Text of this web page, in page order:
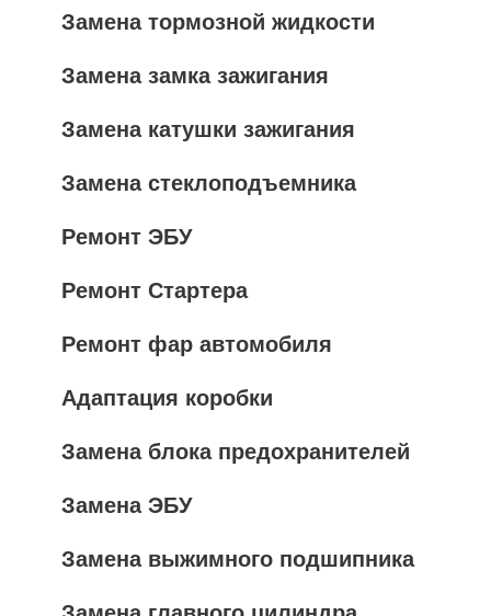
Замена тормозной жидкости
Замена замка зажигания
Замена катушки зажигания
Замена стеклоподъемника
Ремонт ЭБУ
Ремонт Стартера
Ремонт фар автомобиля
Адаптация коробки
Замена блока предохранителей
Замена ЭБУ
Замена выжимного подшипника